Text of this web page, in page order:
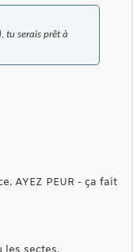
tu serais prêt à
AYEZ PEUR - ça fait